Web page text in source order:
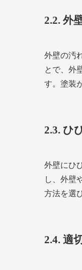
2.2. 外
外壁の汚
とで、外
す。塗装
2.3. ひ
外壁にひ
し、外壁
方法を選
2.4. 適